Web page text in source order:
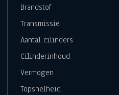
Brandstof
Transmissie
Aantal cilinders
Cilinderinhoud
Vermogen
Topsnelheid